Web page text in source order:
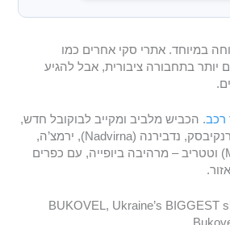
במיוחד. אתרי סקי אחרים כמו
יותר בתחבורה ציבורית, אבל להגיע
רכב. הכביש מלביב ומקייב לבוקובל חדש,
והנסיעה דרך איוואנו-פרנקיבסק, נדבירנה (Nadvirna), ירמצ’ה,
מיקוליצ’ין (Mykulychyn) וטטריב – מרהיבה ביופייה, עם כפרים